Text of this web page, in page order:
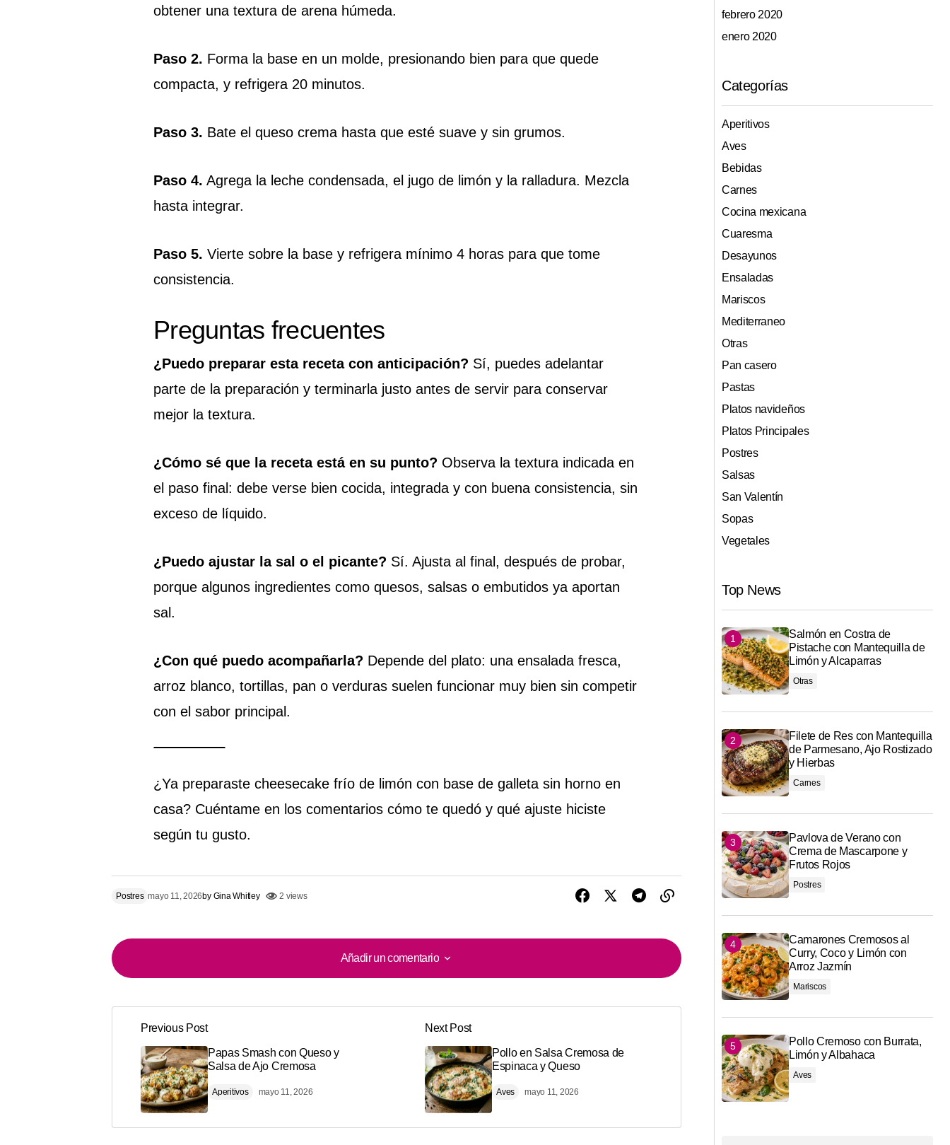
obtener una textura de arena húmeda.
Paso 2. Forma la base en un molde, presionando bien para que quede
compacta, y refrigera 20 minutos.
Paso 3. Bate el queso crema hasta que esté suave y sin grumos.
Paso 4. Agrega la leche condensada, el jugo de limón y la ralladura. Mezcla
hasta integrar.
Paso 5. Vierte sobre la base y refrigera mínimo 4 horas para que tome
consistencia.
Preguntas frecuentes
¿Puedo preparar esta receta con anticipación? Sí, puedes adelantar
parte de la preparación y terminarla justo antes de servir para conservar
mejor la textura.
¿Cómo sé que la receta está en su punto? Observa la textura indicada en
el paso final: debe verse bien cocida, integrada y con buena consistencia, sin
exceso de líquido.
¿Puedo ajustar la sal o el picante? Sí. Ajusta al final, después de probar,
porque algunos ingredientes como quesos, salsas o embutidos ya aportan
sal.
¿Con qué puedo acompañarla? Depende del plato: una ensalada fresca,
arroz blanco, tortillas, pan o verduras suelen funcionar muy bien sin competir
con el sabor principal.
¿Ya preparaste cheesecake frío de limón con base de galleta sin horno en
casa? Cuéntame en los comentarios cómo te quedó y qué ajuste hiciste
según tu gusto.
Postres mayo 11, 2026by Gina Whitley 2 views
Añadir un comentario
Añadir un comentario
Tu dirección de correo electrónico no será publicada. Los campos obligatorios están marcados con
Comment*
Alternative:
Previous Post
Papas Smash con Queso y
Salsa de Ajo Cremosa
Aperitivos mayo 11, 2026
Next Post
Pollo en Salsa Cremosa de
Espinaca y Queso
Aves mayo 11, 2026
febrero 2020
enero 2020
Categorías
Aperitivos
Aves
Bebidas
Carnes
Cocina mexicana
Cuaresma
Desayunos
Ensaladas
Mariscos
Mediterraneo
Otras
Pan casero
Pastas
Platos navideños
Platos Principales
Postres
Salsas
San Valentín
Sopas
Vegetales
Top News
Salmón en Costra de
Pistache con Mantequilla de
Limón y Alcaparras
Otras
Filete de Res con Mantequilla
de Parmesano, Ajo Rostizado
y Hierbas
Carnes
Pavlova de Verano con
Crema de Mascarpone y
Frutos Rojos
Postres
Camarones Cremosos al
Curry, Coco y Limón con
Arroz Jazmín
Mariscos
Pollo Cremoso con Burrata,
Limón y Albahaca
Aves